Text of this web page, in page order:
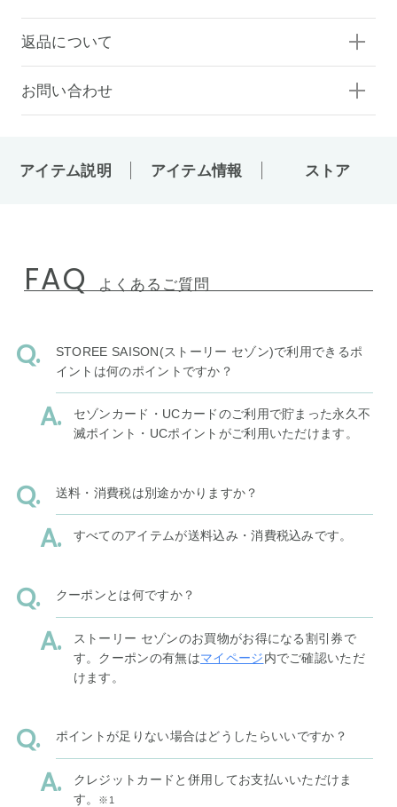
返品について
お問い合わせ
アイテム説明 アイテム情報 ストア
FAQ よくあるご質問
STOREE SAISON(ストーリー セゾン)で利用できるポ
イントは何のポイントですか？
セゾンカード・UCカードのご利用で貯まった永久不
滅ポイント・UCポイントがご利用いただけます。
送料・消費税は別途かかりますか？
すべてのアイテムが送料込み・消費税込みです。
クーポンとは何ですか？
ストーリー セゾンのお買物がお得になる割引券で
す。クーポンの有無はマイページ内でご確認いただ
けます。
ポイントが足りない場合はどうしたらいいですか？
クレジットカードと併用してお支払いいただけま
す。
※1